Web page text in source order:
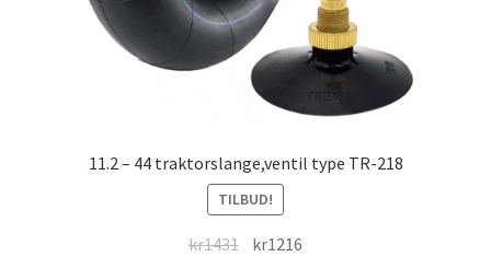
11.2 – 44 traktorslange,ventil type TR-218
TILBUD!
kr1431 Opprinnelig
kr1216